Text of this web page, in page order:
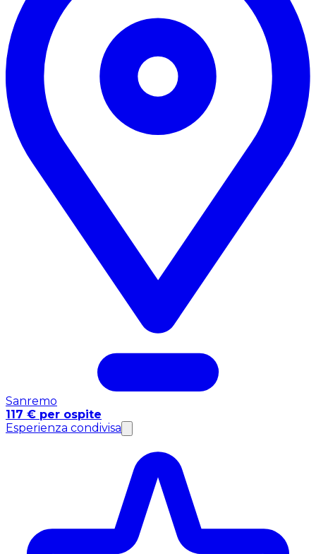
Sanremo
117 € per ospite
Esperienza condivisa